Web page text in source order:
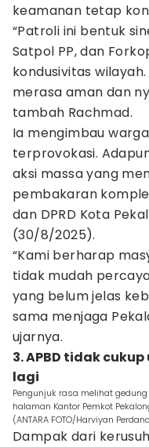
keamanan tetap
“Patroli ini bentuk
Satpol PP, dan
kondusivitas
merasa aman dan
tambah Rachmad.
Ia mengimbau
terprovokasi.
aksi massa yang
pembakaran
dan DPRD Kota
(30/8/2025).
“Kami berharap
tidak mudah
yang belum jelas
sama menjaga
ujarnya.
3. APBD tidak
lagi
Pengunjuk rasa melihat
halaman Kantor Pemkot
(ANTARA FOTO/Harviyan
Dampak dari